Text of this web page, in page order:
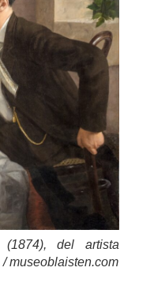
(1874), del artista
museoblaisten.com